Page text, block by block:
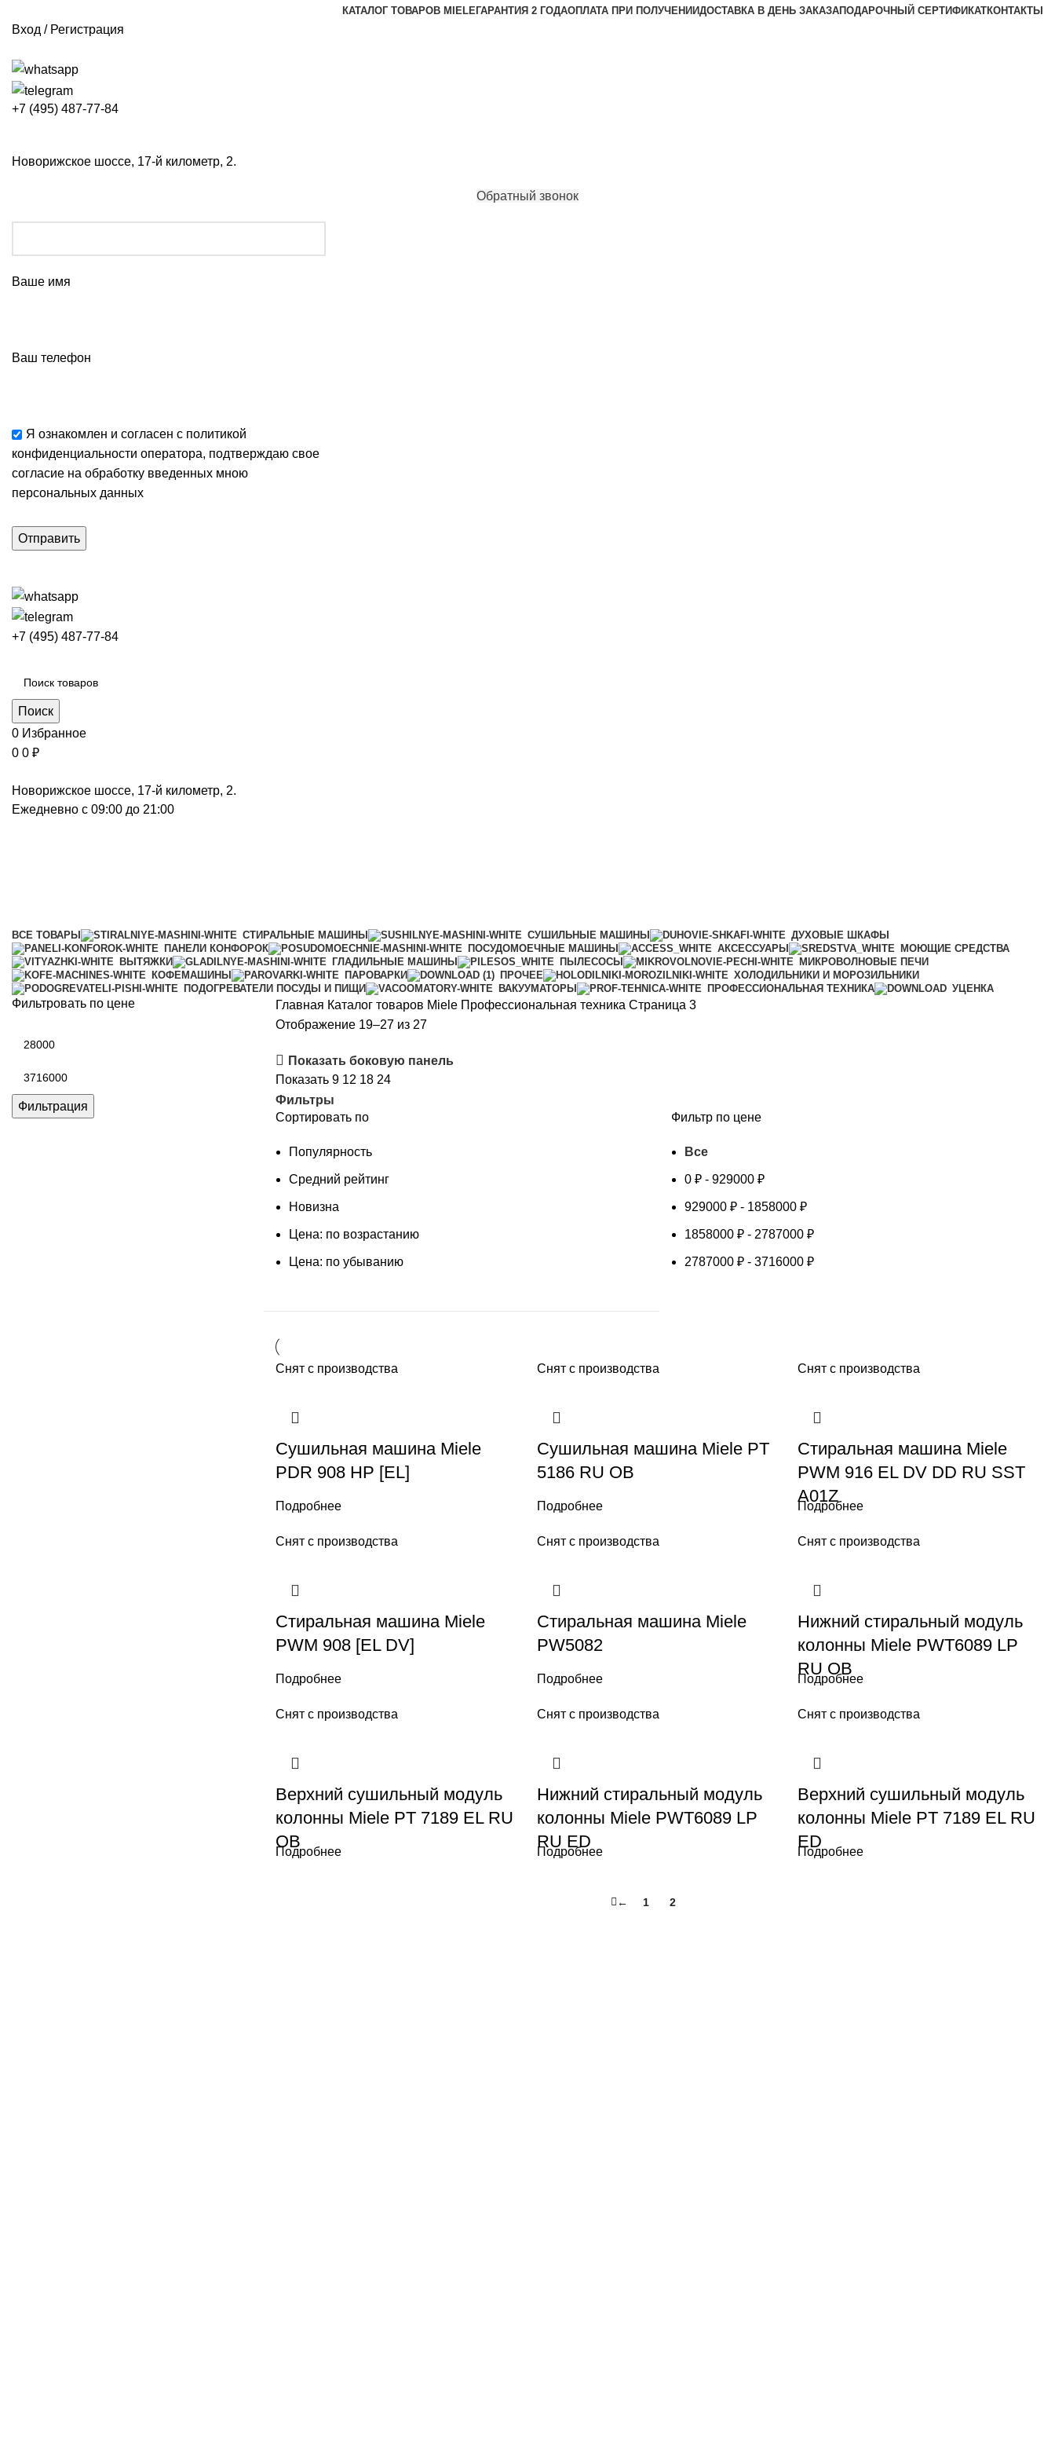
КАТАЛОГ ТОВАРОВ MIELEГАРАНТИЯ 2 ГОДАОПЛАТА ПРИ ПОЛУЧЕНИИДОСТАВКА В ДЕНЬ ЗАКАЗАПОДАРОЧНЫЙ СЕРТИФИКАТКОНТАКТЫ
Вход / Регистрация
+7 (495) 487-77-84
Новорижское шоссе, 17-й километр, 2.
Обратный звонок
Ваше имя
Ваш телефон
Я ознакомлен и согласен с политикой
конфиденциальности оператора, подтверждаю свое
согласие на обработку введенных мною
персональных данных
+7 (495) 487-77-84
Поиск
0 Избранное
0 0 ₽
Новорижское шоссе, 17-й километр, 2.
Ежедневно с 09:00 до 21:00
ВСЕ ТОВАРЫ СТИРАЛЬНЫЕ МАШИНЫ СУШИЛЬНЫЕ МАШИНЫ
ДУХОВЫЕ ШКАФЫ
ПАНЕЛИ КОНФОРОК
ПОСУДОМОЕЧНЫЕ МАШИНЫ АКСЕССУАРЫ
МОЮЩИЕ СРЕДСТВА
ВЫТЯЖКИ
ГЛАДИЛЬНЫЕ МАШИНЫ ПЫЛЕСОСЫ
МИКРОВОЛНОВЫЕ ПЕЧИ
КОФЕМАШИНЫ
ПАРОВАРКИ ПРОЧЕЕ
ХОЛОДИЛЬНИКИ И МОРОЗИЛЬНИКИ
ПОДОГРЕВАТЕЛИ ПОСУДЫ И ПИЩИ
ВАКУУМАТОРЫ ПРОФЕССИОНАЛЬНАЯ ТЕХНИКА УЦЕНКА
Фильтровать по цене
Фильтрация
Главная Каталог товаров Miele Профессиональная техника Страница 3
Отображение 19–27 из 27Сортировка:
популярности
Показать боковую панель
Показать 9 12 18 24
Фильтры
Сортировать по
Популярность
Средний рейтинг
Новизна
Цена: по возрастанию
Цена: по убыванию
Фильтр по цене
Все
0 ₽ - 929000 ₽
929000 ₽ - 1858000 ₽
1858000 ₽ - 2787000 ₽
2787000 ₽ - 3716000 ₽
Снят с производства
Сушильная машина Miele
PDR 908 HP [EL]
Подробнее
Снят с производства
Сушильная машина Miele PT
5186 RU OB
Подробнее
Снят с производства
Стиральная машина Miele
PWM 916 EL DV DD RU SST
A01Z
Подробнее
Снят с производства
Стиральная машина Miele
PWM 908 [EL DV]
Подробнее
Снят с производства
Стиральная машина Miele
PW5082
Подробнее
Снят с производства
Нижний стиральный модуль
колонны Miele PWT6089 LP
RU OB
Подробнее
Снят с производства
Верхний сушильный модуль
колонны Miele PT 7189 EL RU
OB
Подробнее
Снят с производства
Нижний стиральный модуль
колонны Miele PWT6089 LP
RU ED
Подробнее
Снят с производства
Верхний сушильный модуль
колонны Miele PT 7189 EL RU
ED
Подробнее
← 1 2